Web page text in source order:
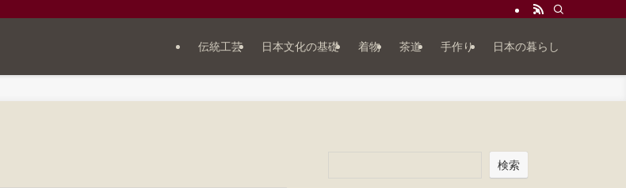
伝統工芸 日本文化の基礎 着物 茶道 手作り 日本の暮らし
検索